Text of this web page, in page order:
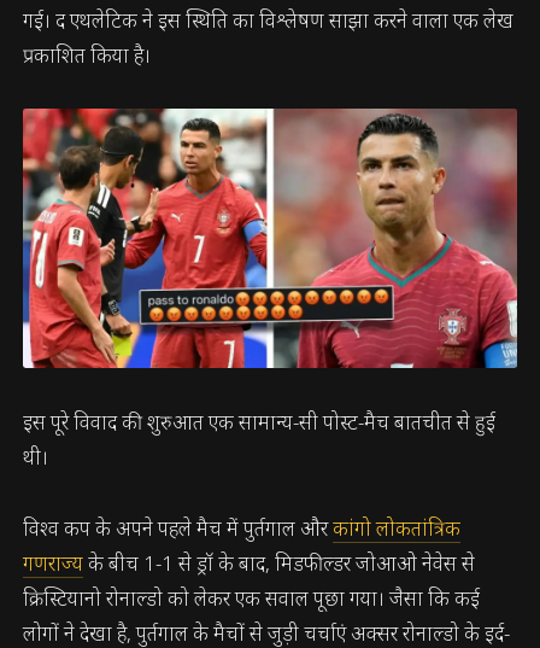
गई। द एथलेटिक ने इस स्थिति का विश्लेषण साझा करने वाला एक लेख
प्रकाशित किया है।
इस पूरे विवाद की शुरुआत एक सामान्य-सी पोस्ट-मैच बातचीत से हुई
थी।
विश्व कप के अपने पहले मैच में पुर्तगाल औरकांगो लोकतांत्रिक
गणराज्यके बीच 1-1 से ड्रॉ के बाद, मिडफील्डर जोआओ नेवेस से
क्रिस्टियानो रोनाल्डो को लेकर एक सवाल पूछा गया। जैसा कि कई
लोगों ने देखा है, पुर्तगाल के मैचों से जुड़ी चर्चाएं अक्सर रोनाल्डो के इर्द-